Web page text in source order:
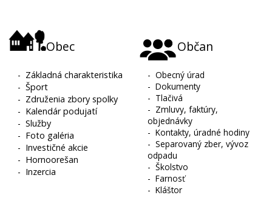
Obec
- Základná charakteristika
-Šport
- Združenia zbory spolky
- Kalendár podujatí
-Služby
- Foto galéria
- Investičné akcie
- Hornoorešan
- Inzercia
Občan
-Obecný úrad
-Dokumenty
- Tlačivá
- Zmluvy, faktúry,
objednávky
-Kontakty, úradné hodiny
-Separovaný zber, vývoz
odpadu
-Školstvo
-Farnosť
-Kláštor